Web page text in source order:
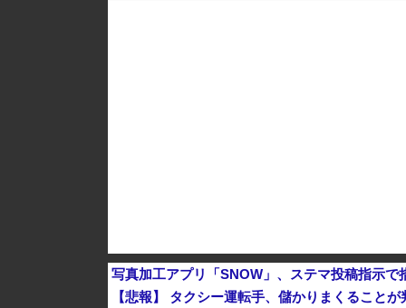
写真加工アプリ「SNOW」、ステマ投稿指示
【悲報】 タクシー運転手、儲かりまくること